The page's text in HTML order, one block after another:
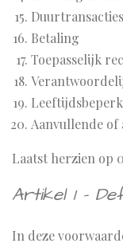
Duurtransacties
Betaling
Toepasselijk
Aanvullende
Laatst herzien op
Artikel 1 -
In deze